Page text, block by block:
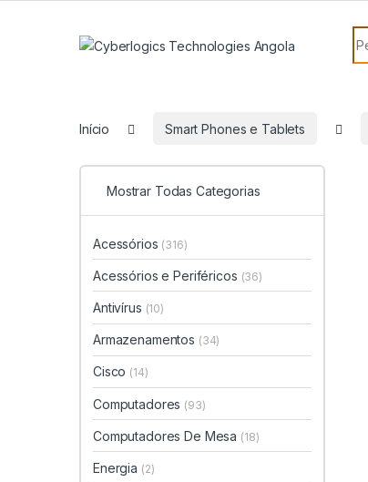
Início Smart Phones e Tablets
Mostrar Todas Categorias
Acessórios (316)
Acessórios e Periféricos (36)
Antivírus (10)
Armazenamentos (34)
Cisco (14)
Computadores (93)
Computadores De Mesa (18)
Energia (2)